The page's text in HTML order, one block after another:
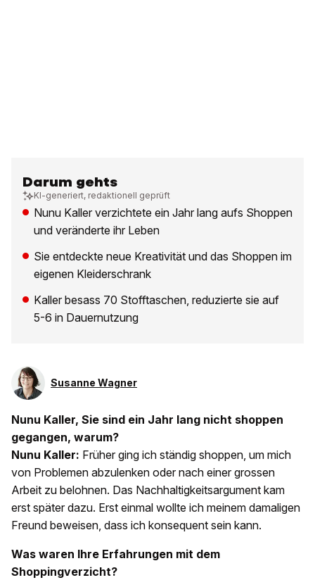
Darum gehts
KI-generiert, redaktionell geprüft
Nunu Kaller verzichtete ein Jahr lang aufs Shoppen
und veränderte ihr Leben
Sie entdeckte neue Kreativität und das Shoppen im
eigenen Kleiderschrank
Kaller besass 70 Stofftaschen, reduzierte sie auf
5-6 in Dauernutzung
Susanne Wagner
Nunu Kaller, Sie sind ein Jahr lang nicht shoppen
gegangen, warum?
Nunu Kaller: Früher ging ich ständig shoppen, um mich
von Problemen abzulenken oder nach einer grossen
Arbeit zu belohnen. Das Nachhaltigkeitsargument kam
erst später dazu. Erst einmal wollte ich meinem damaligen
Freund beweisen, dass ich konsequent sein kann.
Was waren Ihre Erfahrungen mit dem
Shoppingverzicht?